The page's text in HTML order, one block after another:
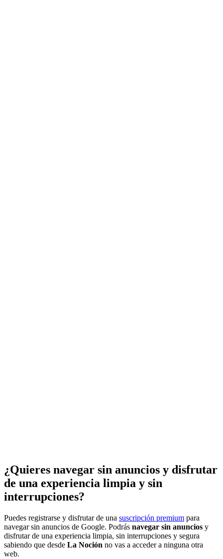
¿Quieres navegar sin anuncios y disfrutar
de una experiencia limpia y sin
interrupciones?
Puedes registrarse y disfrutar de una suscripción premium para
navegar sin anuncios de Google. Podrás navegar sin anuncios y
disfrutar de una experiencia limpia, sin interrupciones y segura
sabiendo que desde La Noción no vas a acceder a ninguna otra
web.